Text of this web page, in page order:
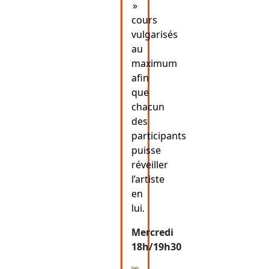
»
cours
vulgarisés
au
maximum
afin
que
chacun
des
participants
puisse
réveiller
l’artiste
en
lui.
Mercredi
18h/19h30